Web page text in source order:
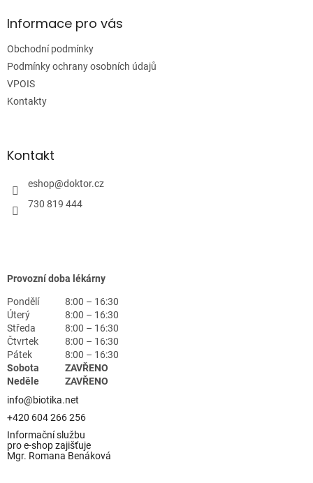
aInformace pro vás
Obchodní podmínky
Podmínky ochrany osobních údajů
VPOIS
Kontakty
Kontakt
eshop@doktor.cz
730 819 444
Provozní doba lékárny
Pondělí
8:00 – 16:30
Úterý
8:00 – 16:30
Středa
8:00 – 16:30
Čtvrtek
8:00 – 16:30
Pátek
8:00 – 16:30
Sobota
ZAVŘENO
Neděle
ZAVŘENO
info@biotika.net
+420 604 266 256
Informační službu
pro e-shop zajišťuje
Mgr. Romana Benáková